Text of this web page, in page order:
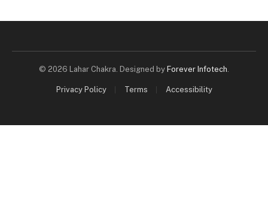
© 2026 Lahar Chakra. Designed by Forever Infotech.
Privacy Policy Terms Accessibility